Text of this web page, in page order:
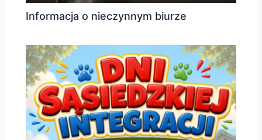
Informacja o nieczynnym biurze